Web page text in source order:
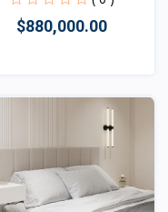
$880,000.00
Vista